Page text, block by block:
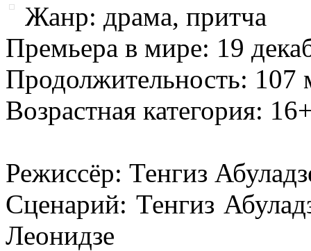
Жанр: драма, притча
Премьера в мире: 19
Продолжительность: 107
Возрастная категория:
Режиссёр: Тенгиз
Сценарий: Тенгиз
Леонидзе